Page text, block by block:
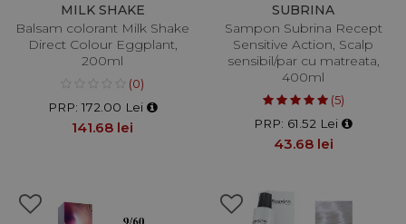
MILK SHAKE
Balsam colorant Milk Shake
Direct Colour Eggplant,
200ml
(0)
PRP: 172.00 Lei
141.68 lei
SUBRINA
Sampon Subrina Recept
Sensitive Action, Scalp
sensibil/par cu matreata,
400ml
(5)
PRP: 61.52 Lei
43.68 lei